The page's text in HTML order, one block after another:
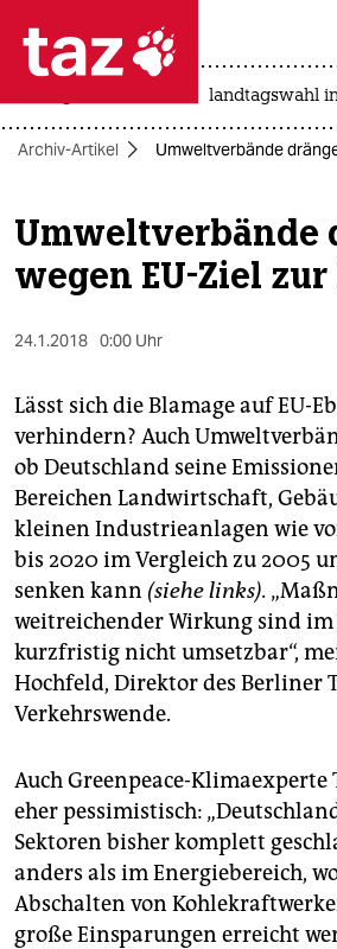
 taz zahl ich
taz zahl ich
themen
politik
kultur
sport
berlin
nord
wahrheit
verlag
veranstaltungen
shop
fragen & hilfe
unterstützen
landtagswahl
Archiv-Artikel Umweltverbände
Umweltverbände
wegen EU-Ziel zur
24.1.2018 0:00 Uhr
Lässt sich die Blamage auf EU-
verhindern? Auch
ob Deutschland seine
Bereichen Landwirtschaft,
kleinen Industrieanlagen wie
bis 2020 im Vergleich zu 2005
senken kann (siehe links).
weitreichender Wirkung sind im
kurzfristig nicht umsetzbar“,
Hochfeld, Direktor des Berliner
Verkehrswende.
Auch Greenpeace-Klimaexperte
eher pessimistisch:
Sektoren bisher komplett
anders als im Energiebereich,
Abschalten von
große Einsparungen erreicht